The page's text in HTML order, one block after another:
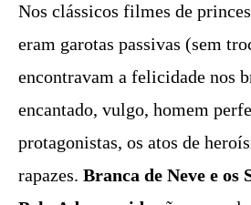
Nos clássicos filmes de
eram garotas passivas (sem
encontravam a felicidade nos
encantado, vulgo, homem
protagonistas, os atos de
rapazes. Branca de Neve e os